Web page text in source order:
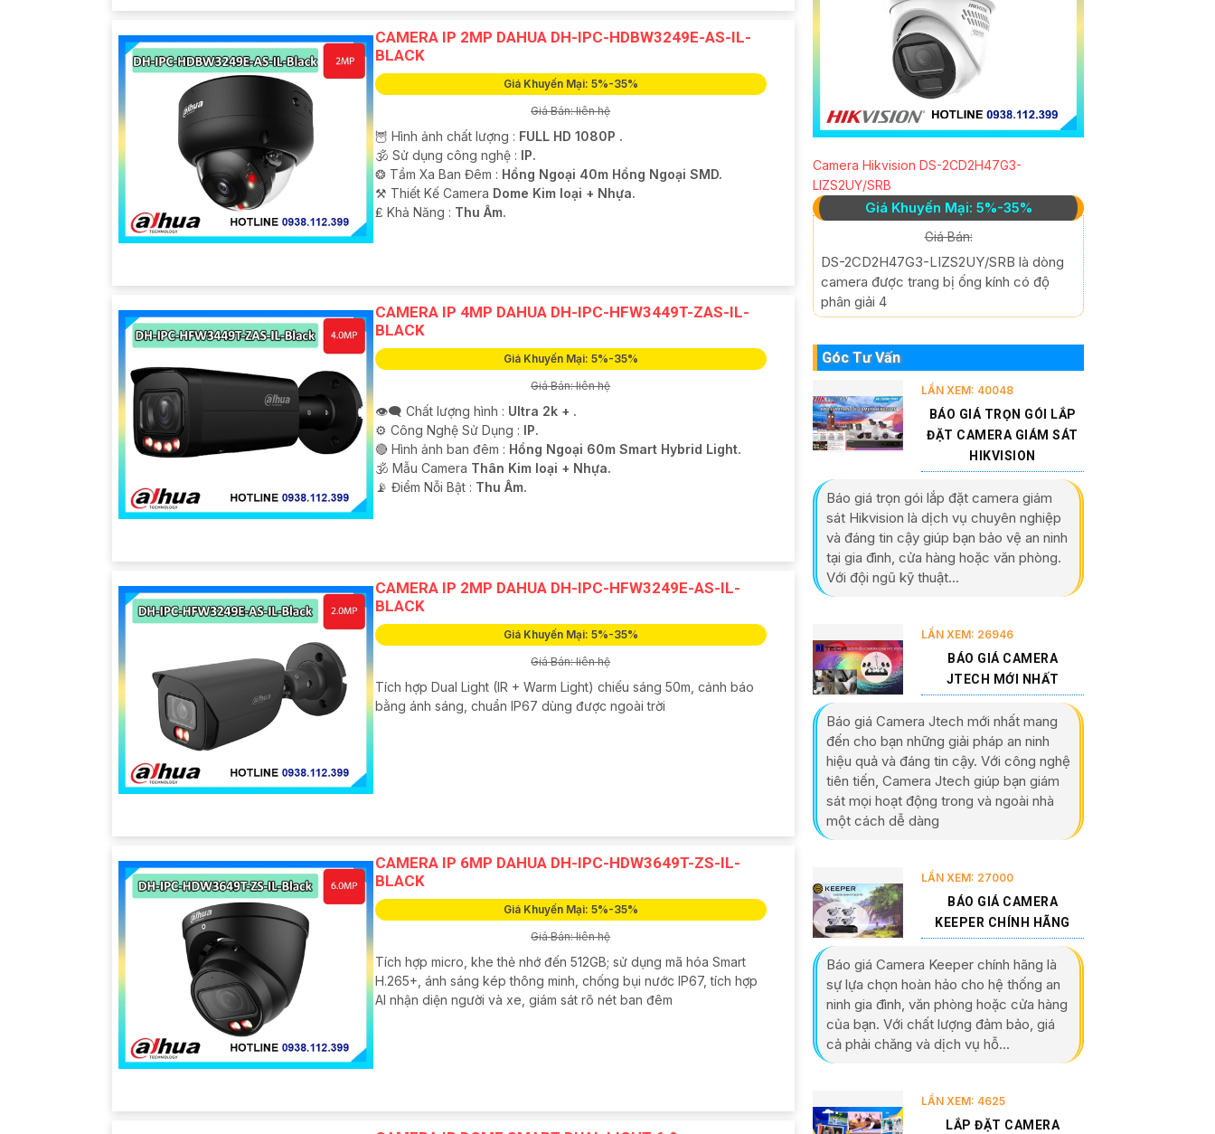
CAMERA IP 2MP DAHUA DH-IPC-HDBW3249E-AS-IL-
BLACK
Giá Khuyến Mại: 5%-35%
Giá Bán: liên hệ
🦉 Hình ảnh chất lượng : FULL HD 1080P .
🕉️ Sử dụng công nghệ : IP.
❂ Tầm Xa Ban Đêm : Hồng Ngoại 40m Hồng Ngoại SMD.
⚒ Thiết Kế Camera Dome Kim loại + Nhựa.
️₤ Khả Năng : Thu Âm.
CAMERA IP 4MP DAHUA DH-IPC-HFW3449T-ZAS-IL-
BLACK
Giá Khuyến Mại: 5%-35%
Giá Bán: liên hệ
👁️‍🗨 Chất lượng hình : Ultra 2k + .
⚙ Công Nghệ Sử Dụng : IP.
🔴 Hình ảnh ban đêm : Hồng Ngoại 60m Smart Hybrid Light.
🕉️ Mẫu Camera Thân Kim loại + Nhựa.
️📡 Điểm Nỗi Bật : Thu Âm.
CAMERA IP 2MP DAHUA DH-IPC-HFW3249E-AS-IL-
BLACK
Giá Khuyến Mại: 5%-35%
Giá Bán: liên hệ
Tích hợp Dual Light (IR + Warm Light) chiếu sáng 50m, cảnh báo
bằng ánh sáng, chuẩn IP67 dùng được ngoài trời
CAMERA IP 6MP DAHUA DH-IPC-HDW3649T-ZS-IL-
BLACK
Giá Khuyến Mại: 5%-35%
Giá Bán: liên hệ
Tích hợp micro, khe thẻ nhớ đến 512GB; sử dụng mã hóa Smart
H.265+, ánh sáng kép thông minh, chống bụi nước IP67, tích hợp
AI nhận diện người và xe, giám sát rõ nét ban đêm
Camera Hikvision DS-2CD2H47G3-
LIZS2UY/SRB
Giá Khuyến Mại: 5%-35%
Giá Bán:
DS-2CD2H47G3-LIZS2UY/SRB là dòng
camera được trang bị ống kính có độ
phân giải 4
Góc Tư Vấn
LẦN XEM: 40048
BÁO GIÁ TRỌN GÓI LẮP
ĐẶT CAMERA GIÁM SÁT
HIKVISION
Báo giá trọn gói lắp đặt camera giám
sát Hikvision là dịch vụ chuyên nghiệp
và đáng tin cậy giúp bạn bảo vệ an ninh
tại gia đình, cửa hàng hoặc văn phòng.
Với đội ngũ kỹ thuật...
LẦN XEM: 26946
BÁO GIÁ CAMERA
JTECH MỚI NHẤT
Báo giá Camera Jtech mới nhất mang
đến cho bạn những giải pháp an ninh
hiệu quả và đáng tin cậy. Với công nghệ
tiên tiến, Camera Jtech giúp bạn giám
sát mọi hoạt động trong và ngoài nhà
một cách dễ dàng
LẦN XEM: 27000
BÁO GIÁ CAMERA
KEEPER CHÍNH HÃNG
Báo giá Camera Keeper chính hãng là
sự lựa chọn hoàn hảo cho hệ thống an
ninh gia đình, văn phòng hoặc cửa hàng
của bạn. Với chất lượng đảm bảo, giá
cả phải chăng và dịch vụ hỗ...
LẦN XEM: 4625
LẮP ĐẶT CAMERA